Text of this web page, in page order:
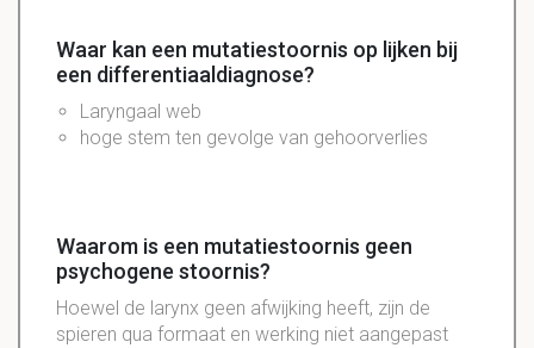
Waar kan een mutatiestoornis op lijken bij
een differentiaaldiagnose?
Laryngaal web
hoge stem ten gevolge van gehoorverlies
Waarom is een mutatiestoornis geen
psychogene stoornis?
Hoewel de larynx geen afwijking heeft, zijn de
spieren qua formaat en werking niet aangepast